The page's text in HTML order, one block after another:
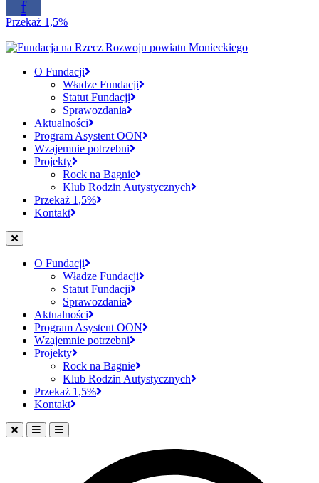
f
Przekaż 1,5%
O Fundacji
Władze Fundacji
Statut Fundacji
Sprawozdania
Aktualności
Program Asystent OON
Wzajemnie potrzebni
Projekty
Rock na Bagnie
Klub Rodzin Autystycznych
Przekaż 1,5%
Kontakt
O Fundacji
Władze Fundacji
Statut Fundacji
Sprawozdania
Aktualności
Program Asystent OON
Wzajemnie potrzebni
Projekty
Rock na Bagnie
Klub Rodzin Autystycznych
Przekaż 1,5%
Kontakt